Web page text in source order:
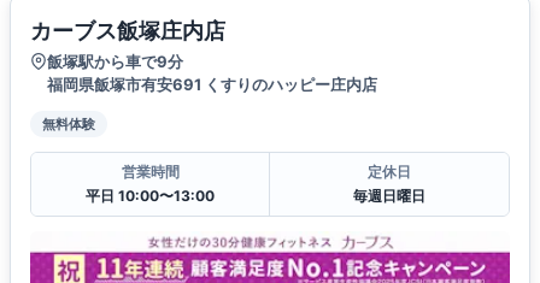
カーブス飯塚庄内店
飯塚駅から車で9分
福岡県飯塚市有安691 くすりのハッピー庄内店
無料体験
営業時間
平日 10:00〜13:00
定休日
毎週日曜日